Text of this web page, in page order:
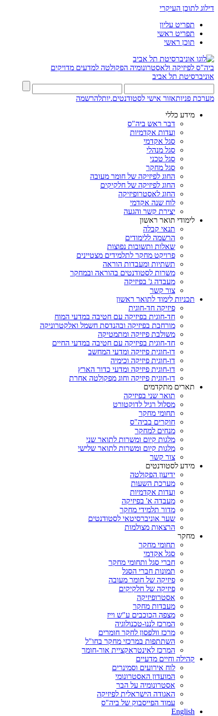
דילוג לתוכן העיקרי
תפריט עליון
תפריט ראשי
תוכן ראשי
ביה"ס לפיזיקה ולאסטרונומיה הפקולטה למדעים מדויקים
אוניברסיטת תל אביב
מערכת פניותאזור אישי לסטודנטים.יותלהרשמה
מידע כללי
דבר ראש ביה"ס
ועדות אקדמיות
סגל אקדמי
סגל מנהלי
סגל טכני
סגל מחקר
החוג לפיזיקה של חומר מעובה
החוג לפיזיקה של חלקיקים
החוג לאסטרופיזיקה
לוח שנה אקדמי
יצירת קשר והגעה
לימודי תואר ראשון
תנאי קבלה
הרשמה ללימודים
שאלות ותשובות נפוצות
פרויקט מחקר לתלמידים מצטיינים
תשתיות ומעבדות הוראה
משרות לסטודנטים בהוראה ובמחקר
מעבדה ג' בפיזיקה
צור קשר
תכניות לימוד לתואר ראשון
פיזיקה חד-חוגית
חד-חוגית בפיזיקה עם חטיבה במדעי המוח
מורחבת בפיזיקה ובהנדסת חשמל ואלקטרוניקה
משולבת פיזיקה ומתמטיקה
חד-חוגית בפיזיקה עם חטיבה במדעי החיים
דו-חוגית פיזיקה ומדעי המחשב
דו-חוגית פיזיקה וכימיה
דו-חוגית פיזיקה ומדעי כדור הארץ
דו-חוגית פיזיקה וחוג מפקולטה אחרת
תארים מתקדמים
תואר שני בפיזיקה
מסלול רגיל לדוקטורט
תחומי מחקר
חוקרים בביה"ס
מנחים למחקר
מלגות קיום ומשרות לתואר שני
מלגות קיום ומשרות לתואר שלישי
צור קשר
מידע לסטודנטים
ידיעון הפקולטה
מערכת השעות
ועדות אקדמיות
מעבדה א' בפיזיקה
מדור תלמידי מחקר
שער אוניברסיטאי לסטודנטים
הרצאות מצולמות
מחקר
תחומי מחקר
סגל אקדמי
חברי סגל ותחומי מחקר
תמונות חברי הסגל
פיזיקה של חומר מעובה
פיזיקה של חלקיקים
אסטרופיזיקה
מעבדות מחקר
מצפה הכוכבים ע"ש וייז
המרכז לננו-טכנולוגיה
מרכז וולפסון לחקר חומרים
השתתפות במרכזי מחקר בחו"ל
המרכז לאינטראקציית אור-חומר
קהילה וחיים מדעיים
לוח אירועים וסמינרים
המועדון האסטרונומי
אסטרונומיה על הבר
האגודה הישראלית לפיזיקה
עמוד הפייסבוק של ביה"ס
English